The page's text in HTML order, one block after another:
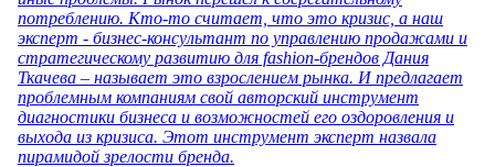
потреблению. Кто-то считает, что это кризис, а наш
эксперт - бизнес-консультант по управлению продажами и
стратегическому развитию для fashion-брендов Дания
Ткачева – называет это взрослением рынка. И предлагает
проблемным компаниям свой авторский инструмент
диагностики бизнеса и возможностей его оздоровления и
выхода из кризиса. Этот инструмент эксперт назвала
пирамидой зрелости бренда.